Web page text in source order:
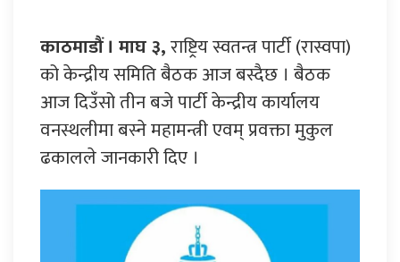
काठमाडौं । माघ ३,राष्ट्रिय स्वतन्त्र पार्टी (रास्वपा)
को केन्द्रीय समिति बैठक आज बस्दैछ । बैठक
आज दिउँसो तीन बजे पार्टी केन्द्रीय कार्यालय
वनस्थलीमा बस्ने महामन्त्री एवम् प्रवक्ता मुकुल
ढकालले जानकारी दिए ।